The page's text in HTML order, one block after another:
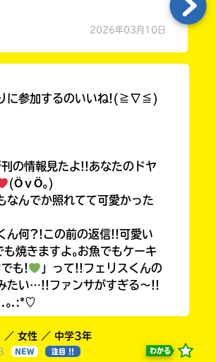
2026年03月10日
に参加するのいいね!(≧∇≦)
の情報見たよ!!あなたのドヤ
(ӦｖӦ｡)
なんでか照れてて可愛かった
ん何?!この前の返信!!可愛い
焼きますよ｡お魚でもケーキ
も!
」って!!フェリスくんの
たい…!!ファンサがすぎる〜!!
｡.:*♡
／ 女性 ／ 中学3年
NEW 注目 !! わかる